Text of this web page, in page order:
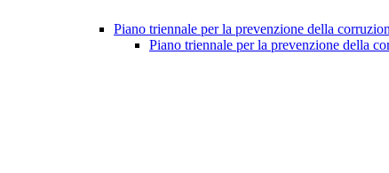
Piano triennale per la prevenzione della
Piano triennale per la prevenzione della